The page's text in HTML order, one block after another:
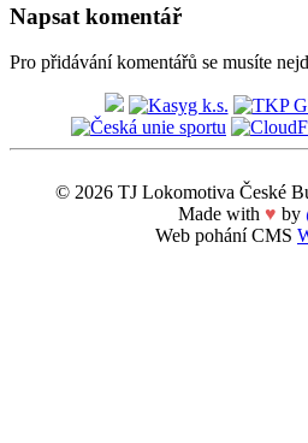
Napsat komentář
Pro přidávání komentářů se musíte
© 2026 TJ Lokomotiva České
Made with ♥ by
Web pohání CMS